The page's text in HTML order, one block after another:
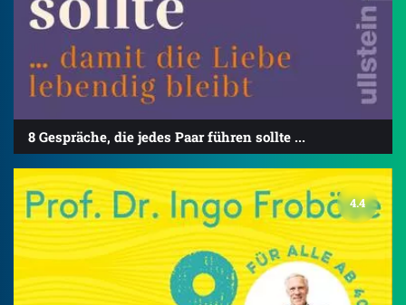
8 Gespräche, die jedes Paar führen sollte ...
4.4